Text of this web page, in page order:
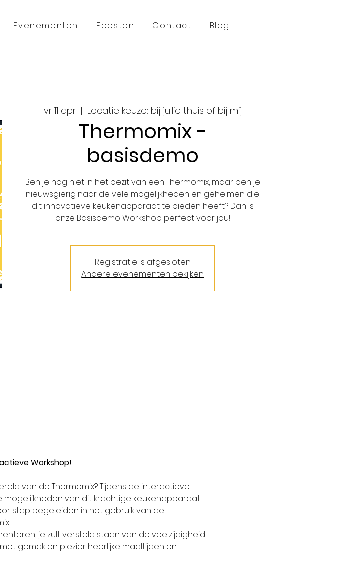
Evenementen Feesten Contact Blog
vr 11 apr
  |
Locatie keuze: bij jullie thuis of bij mij
Thermomix -
basisdemo
Ben je nog niet in het bezit van een Thermomix, maar ben je
nieuwsgierig naar de vele mogelijkheden en geheimen die
dit innovatieve keukenapparaat te bieden heeft? Dan is
onze Basisdemo Workshop perfect voor jou!
Registratie is afgesloten
Andere evenementen bekijken
Workshop!
van de Thermomix? Tijdens de interactieve
van dit krachtige keukenapparaat.
stap begeleiden in het gebruik van de
je zult versteld staan van de veelzijdigheid
gemak en plezier heerlijke maaltijden en